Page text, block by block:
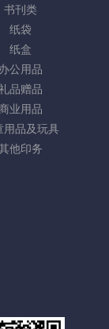
书刊类
纸袋
纸盒
办公用品
品赠品
业用品
用品及玩具
他印务